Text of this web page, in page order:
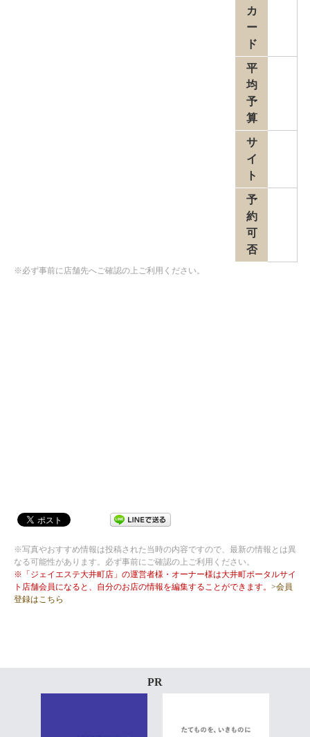
カ
ー
ド
平
均
予
算
サ
イ
ト
予
約
可
否
※必ず事前に店舗先へご確認の上ご利用ください。
※写真やおすすめ情報は投稿された当時の内容ですので、最新の情報とは異
なる可能性があります。必ず事前にご確認の上ご利用ください。
※「ジェイエステ大井町店」の運営者様・オーナー様は大井町ポータルサイ
ト店舗会員になると、自分のお店の情報を編集することができます。 >会員
登録はこちら
PR